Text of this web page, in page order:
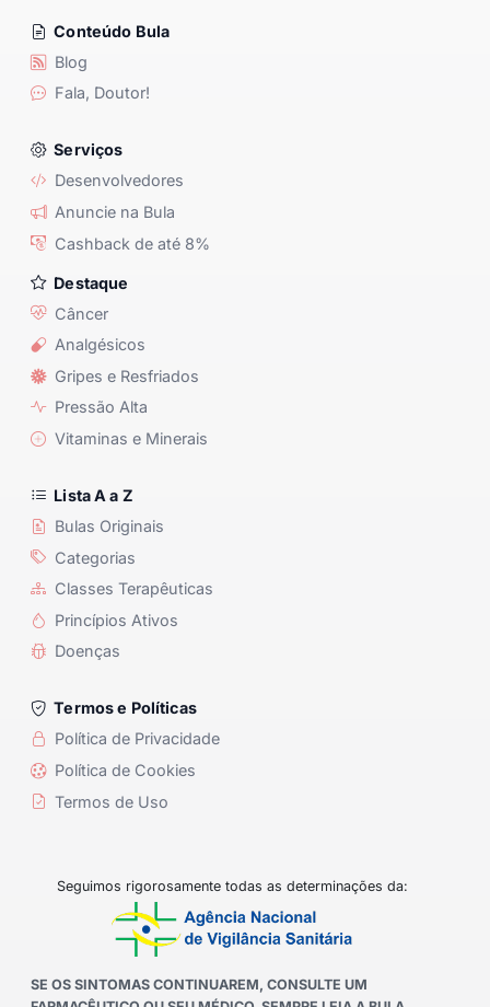
Conteúdo Bula
Blog
Fala, Doutor!
Serviços
Desenvolvedores
Anuncie na Bula
Cashback de até 8%
Destaque
Câncer
Analgésicos
Gripes e Resfriados
Pressão Alta
Vitaminas e Minerais
Lista A a Z
Bulas Originais
Categorias
Classes Terapêuticas
Princípios Ativos
Doenças
Termos e Políticas
Política de Privacidade
Política de Cookies
Termos de Uso
Seguimos rigorosamente todas as determinações da:
SE OS SINTOMAS CONTINUAREM, CONSULTE UM